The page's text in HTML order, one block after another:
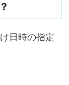
日時の指定